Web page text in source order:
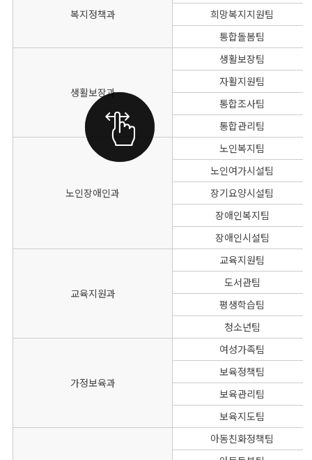
복지정책과
희망복지지원팀
통합돌봄팀
생활보장과
생활보장팀
자활지원팀
통합조사팀
통합관리팀
노인장애인과
노인복지팀
노인여가시설팀
장기요양시설팀
장애인복지팀
장애인시설팀
교육지원과
교육지원팀
도서관팀
평생학습팀
청소년팀
가정보육과
여성가족팀
보육정책팀
보육관리팀
보육지도팀
아동친화정책팀